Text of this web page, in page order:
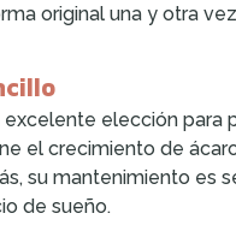
original una y otra
elección para
el crecimiento de
su mantenimiento es
de sueño.